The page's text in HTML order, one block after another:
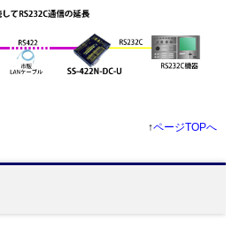
↑ページTOPへ